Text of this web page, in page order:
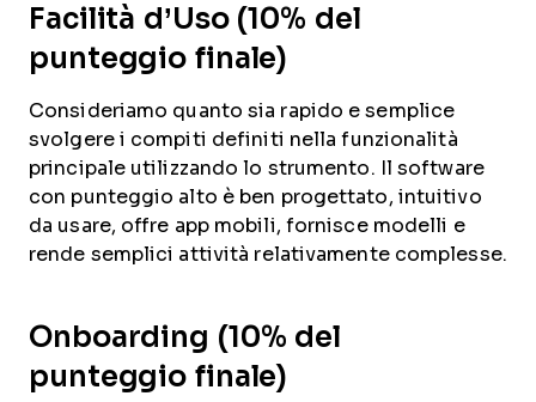
Facilità d’Uso (10% del
punteggio finale)
Consideriamo quanto sia rapido e semplice
svolgere i compiti definiti nella funzionalità
principale utilizzando lo strumento. Il software
con punteggio alto è ben progettato, intuitivo
da usare, offre app mobili, fornisce modelli e
rende semplici attività relativamente complesse.
Onboarding (10% del
punteggio finale)